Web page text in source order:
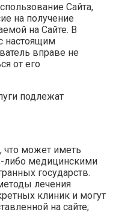
Сайта,
на получение
на Сайте. В
настоящим
вправе не
от его
подлежат
что может иметь
либо медицинскими
государств.
лечения
клиник и могут
на сайте;